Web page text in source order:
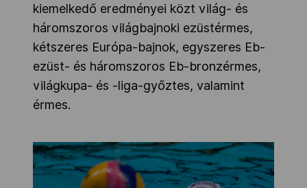
kiemelkedő eredményei közt világ- és
háromszoros világbajnoki ezüstérmes,
kétszeres Európa-bajnok, egyszeres Eb-
ezüst- és háromszoros Eb-bronzérmes,
világkupa- és -liga-győztes, valamint
érmes.